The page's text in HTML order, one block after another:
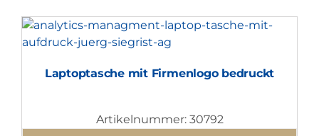
Laptoptasche mit Firmenlogo bedruckt
Artikelnummer: 30792